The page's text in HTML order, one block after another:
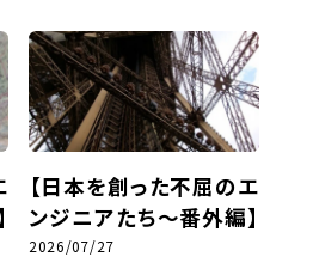
【日本を創った不屈のエ
ンジニアたち～番外編】
2026/07/27